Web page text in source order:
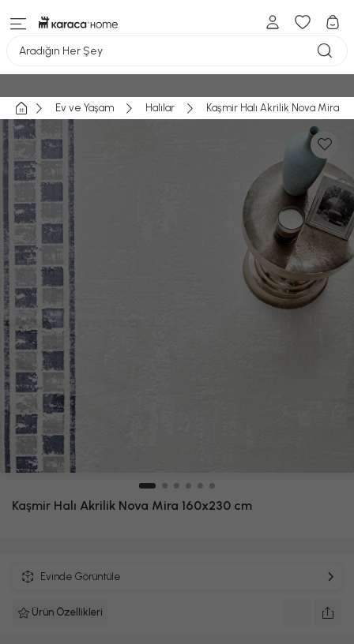
Aradığın Her Şey
Ev ve Yaşam Halılar Kaşmir Halı Akrilik Nova Mira
Kaşmir Halı Akrilik Nova Mira 160x230 cm
Evinde Görüntüle
Ürün Özellikleri